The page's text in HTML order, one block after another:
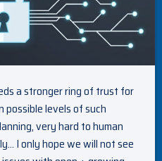
a stronger ring of trust for
possible levels of such
very hard to human
I only hope we will not see